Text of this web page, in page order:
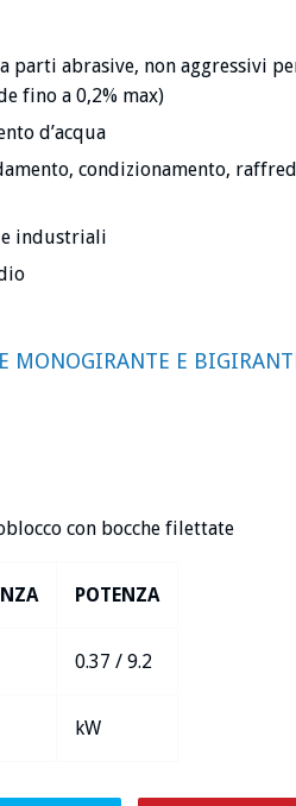
parti abrasive, non aggressivi
fino a 0,2% max)
d’acqua
condizionamento,
industriali
MONOGIRANTE E
con bocche filettate
POTENZA
0.37 / 9.2
kW